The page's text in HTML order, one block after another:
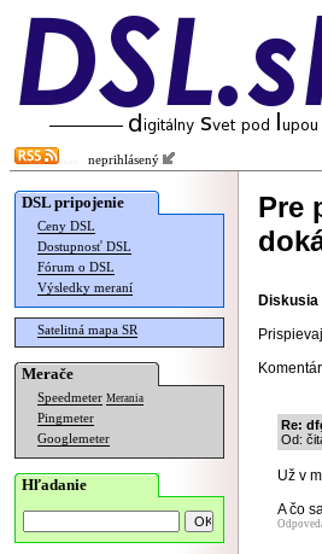
neprihlásený
DSL pripojenie
Ceny DSL
Dostupnosť DSL
Fórum o DSL
Výsledky meraní
Satelitná mapa SR
Merače
Speedmeter Merania
Pingmeter
Googlemeter
Hľadanie
Pre
Re:
Od:
Už v
A čo